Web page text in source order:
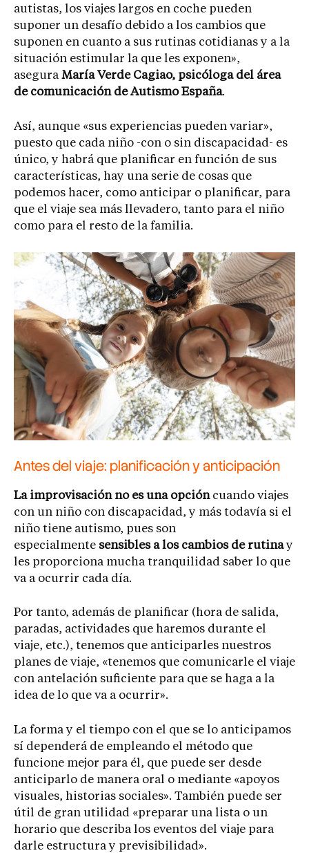
autistas, los viajes largos en coche pueden
suponer un desafío debido a los cambios que
suponen en cuanto a sus rutinas cotidianas y a la
situación estimular la que les exponen»,
asegura María Verde Cagiao, psicóloga del área
de comunicación de Autismo España.
Así, aunque «sus experiencias pueden variar»,
puesto que cada niño -con o sin discapacidad- es
único, y habrá que planificar en función de sus
características, hay una serie de cosas que
podemos hacer, como anticipar o planificar, para
que el viaje sea más llevadero, tanto para el niño
como para el resto de la familia.
Antes del viaje: planificación y anticipación
La improvisación no es una opción cuando viajes
con un niño con discapacidad, y más todavía si el
niño tiene autismo, pues son
especialmente sensibles a los cambios de rutinay
les proporciona mucha tranquilidad saber lo que
va a ocurrir cada día.
Por tanto, además de planificar (hora de salida,
paradas, actividades que haremos durante el
viaje, etc.), tenemos que anticiparles nuestros
planes de viaje, «tenemos que comunicarle el viaje
con antelación suficiente para que se haga a la
idea de lo que va a ocurrir».
La forma y el tiempo con el que se lo anticipamos
sí dependerá de empleando el método que
funcione mejor para él, que puede ser desde
anticiparlo de manera oral o mediante «apoyos
visuales, historias sociales». También puede ser
útil de gran utilidad «preparar una lista o un
horario que describa los eventos del viaje para
darle estructura y previsibilidad».